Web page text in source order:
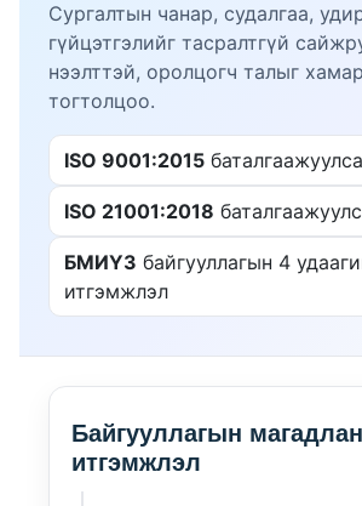
Сургалтын чанар, судалгаа,
гүйцэтгэлийг тасралтгүй
нээлттэй, оролцогч талыг
тогтолцоо.
ISO 9001:2015
ISO 21001:2018
БМИҮЗ байгууллагын 4
итгэмжлэл
Байгууллагын магадлан
итгэмжлэл